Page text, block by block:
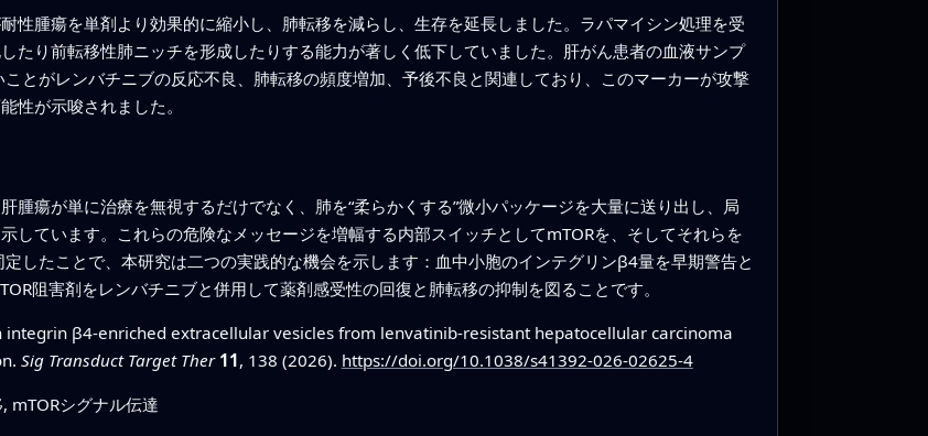
性腫瘍を単剤より効果的に縮小し、肺転移を減らし、生存を延長しました。ラパマイシン処理を受
たり前転移性肺ニッチを形成したりする能力が著しく低下していました。肝がん患者の血液サンプ
とがレンバチニブの反応不良、肺転移の頻度増加、予後不良と関連しており、このマーカーが攻撃
性が示唆されました。
腫瘍が単に治療を無視するだけでなく、肺を“柔らかくする”微小パッケージを大量に送り出し、局
しています。これらの危険なメッセージを増幅する内部スイッチとしてmTORを、そしてそれらを
したことで、本研究は二つの実践的な機会を示します：血中小胞のインテグリンβ4量を早期警告と
阻害剤をレンバチニブと併用して薬剤感受性の回復と肺転移の抑制を図ることです。
integrin β4-enriched extracellular vesicles from lenvatinib-resistant hepatocellular carcinoma
Sig Transduct Target Ther 11, 138 (2026). https://doi.org/10.1038/s41392-026-02625-4
mTORシグナル伝達